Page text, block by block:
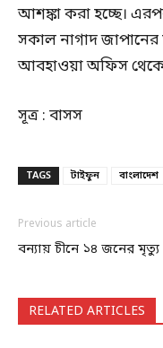
আশঙ্কা করা হচ্ছে।
সকাল নাগাদ
আবহাওয়া অফিস থেকে
সূত্র : বাসস
TAGS টাইফুন বাংলাদেশ
Previous article
বন্যায় চীনে ১৪ জনের মৃত্যু
RELATED ARTICLES